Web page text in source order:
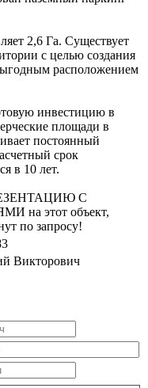
2,6 Га. Существует
с целью создания
расположением
инвестицию в
площади в
постоянный
срок
в 10 лет.
С
этот объект,
по запросу!
Викторович